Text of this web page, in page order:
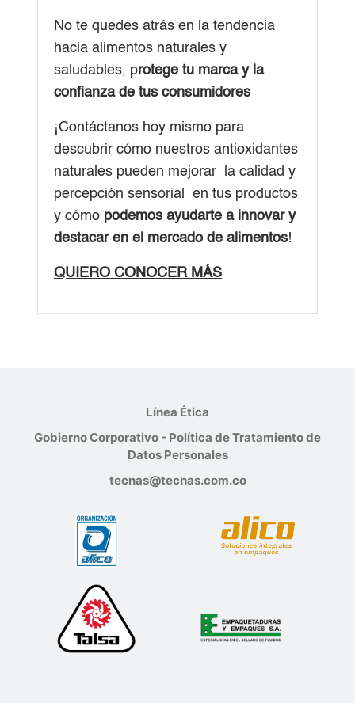
No te quedes atrás en la tendencia
hacia alimentos naturales y
saludables, protege tu marca y la
confianza de tus consumidores
¡Contáctanos hoy mismo para
descubrir cómo nuestros antioxidantes
naturales pueden mejorar la calidad y
percepción sensorial en tus productos
y cómo podemos ayudarte a innovar y
destacar en el mercado de alimentos!
QUIERO CONOCER MÁS
Línea Ética
Gobierno Corporativo - Política de Tratamiento de
Datos Personales
tecnas@tecnas.com.co